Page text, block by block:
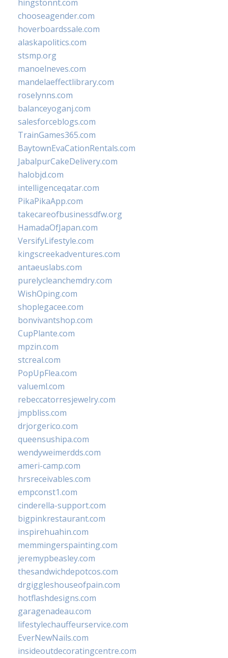
hingstonnt.com
chooseagender.com
hoverboardssale.com
alaskapolitics.com
stsmp.org
manoelneves.com
mandelaeffectlibrary.com
roselynns.com
balanceyoganj.com
salesforceblogs.com
TrainGames365.com
BaytownEvaCationRentals.com
JabalpurCakeDelivery.com
halobjd.com
intelligenceqatar.com
PikaPikaApp.com
takecareofbusinessdfw.org
HamadaOfJapan.com
VersifyLifestyle.com
kingscreekadventures.com
antaeuslabs.com
purelycleanchemdry.com
WishOping.com
shoplegacee.com
bonvivantshop.com
CupPlante.com
mpzin.com
stcreal.com
PopUpFlea.com
valueml.com
rebeccatorresjewelry.com
jmpbliss.com
drjorgerico.com
queensushipa.com
wendyweimerdds.com
ameri-camp.com
hrsreceivables.com
empconst1.com
cinderella-support.com
bigpinkrestaurant.com
inspirehuahin.com
memmingerspainting.com
jeremypbeasley.com
thesandwichdepotcos.com
drgiggleshouseofpain.com
hotflashdesigns.com
garagenadeau.com
lifestylechauffeurservice.com
EverNewNails.com
insideoutdecoratingcentre.com